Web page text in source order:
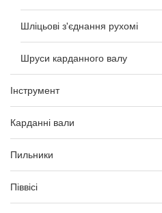
Шліцьові з'єднання рухомі
Шруси карданного валу
Інструмент
Карданні вали
Пильники
Піввісі